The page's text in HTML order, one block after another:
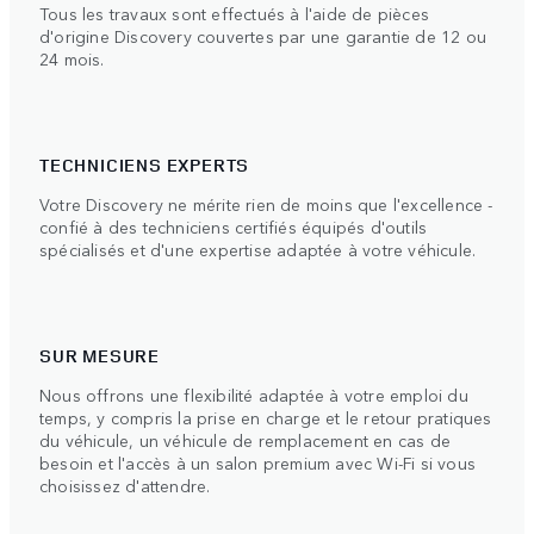
Tous les travaux sont effectués à l'aide de pièces
d'origine Discovery couvertes par une garantie de 12 ou
24 mois.
TECHNICIENS EXPERTS
Votre Discovery ne mérite rien de moins que l'excellence -
confié à des techniciens certifiés équipés d'outils
spécialisés et d'une expertise adaptée à votre véhicule.
SUR MESURE
Nous offrons une flexibilité adaptée à votre emploi du
temps, y compris la prise en charge et le retour pratiques
du véhicule, un véhicule de remplacement en cas de
besoin et l'accès à un salon premium avec Wi-Fi si vous
choisissez d'attendre.